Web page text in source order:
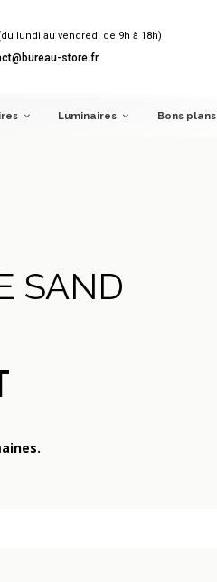
lundi au vendredi de 9h à 18h)
store.fr
Luminaires Bons plans
SAND